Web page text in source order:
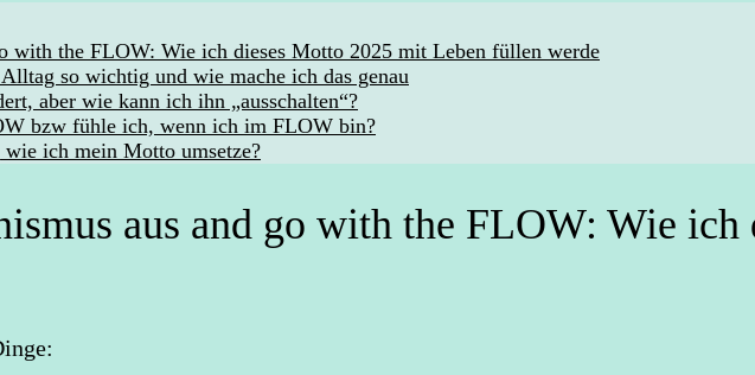
with the FLOW: Wie ich dieses Motto 2025 mit Leben füllen werde
so wichtig und wie mache ich das genau
aber wie kann ich ihn „ausschalten“?
bzw fühle ich, wenn ich im FLOW bin?
ich mein Motto umsetze?
aus and go with the FLOW: Wie